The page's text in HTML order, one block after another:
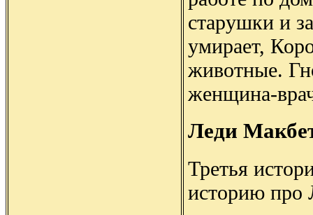
старушки и
умирает,
животные.
женщина-
Леди
Третья
историю про